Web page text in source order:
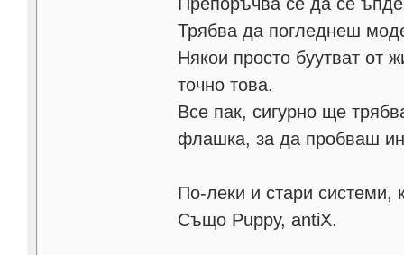
Трябва да погледнеш
Някои просто буутват от
точно това.
Все пак, сигурно ще
флашка, за да пробваш
По-леки и стари системи,
Също Puppy, antiX.